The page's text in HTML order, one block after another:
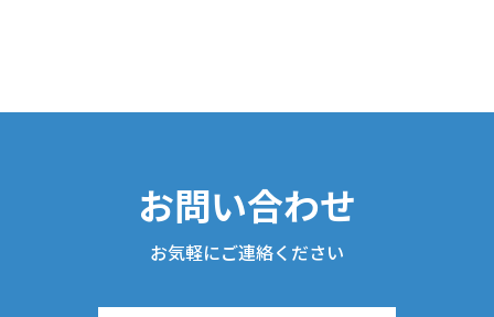
お問い合わせ
お気軽にご連絡ください